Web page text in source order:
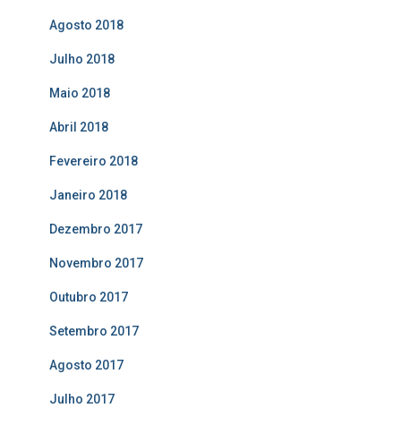
Agosto 2018
Julho 2018
Maio 2018
Abril 2018
Fevereiro 2018
Janeiro 2018
Dezembro 2017
Novembro 2017
Outubro 2017
Setembro 2017
Agosto 2017
Julho 2017